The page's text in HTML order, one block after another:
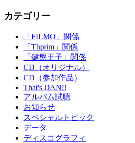
カテゴリー
「FILMO」関係
「Thprim」関係
「鍵盤王子」関係
CD（オリジナル）
CD（参加作品）
That's DAN!!
アルバム試聴
お知らせ
スペシャルトピック
データ
ディスコグラフィ